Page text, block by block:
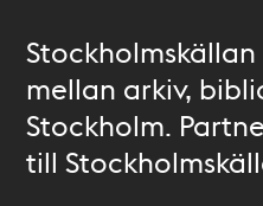
mellan arkiv,
Stockholm.
till